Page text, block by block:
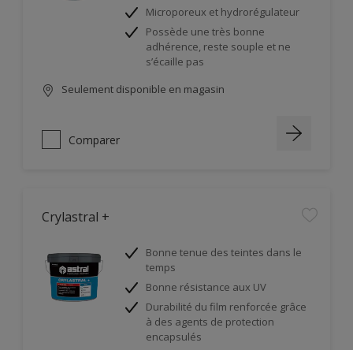
Microporeux et hydrorégulateur
Possède une très bonne
adhérence, reste souple et ne
s’écaille pas
Seulement disponible en magasin
Comparer
Crylastral +
Bonne tenue des teintes dans le
temps
Bonne résistance aux UV
Durabilité du film renforcée grâce
à des agents de protection
encapsulés